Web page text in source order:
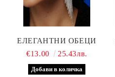
ЕЛЕГАНТНИ ОБЕЦИ
€13.00
25.43лв.